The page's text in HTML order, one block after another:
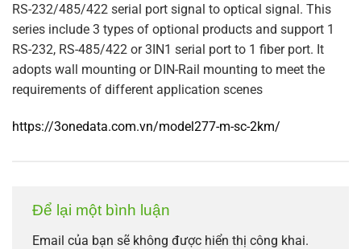
RS-232/485/422 serial port signal to optical signal. This
series include 3 types of optional products and support 1
RS-232, RS-485/422 or 3IN1 serial port to 1 fiber port. It
adopts wall mounting or DIN-Rail mounting to meet the
requirements of different application scenes
https://3onedata.com.vn/model277-m-sc-2km/
Để lại một bình luận
Email của bạn sẽ không được hiển thị công khai.